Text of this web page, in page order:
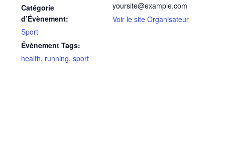
Catégorie
d’Évènement:
Sport
Évènement Tags:
health, running,sport
yoursite@example.com
Voir le site Organisateur